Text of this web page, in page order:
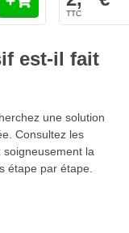
est-il fait
une solution
Consultez les
la
étape par étape.